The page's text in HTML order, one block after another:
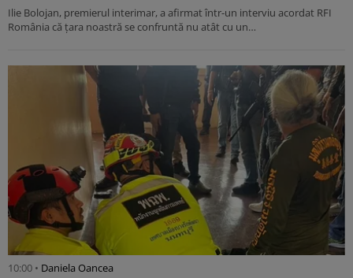
Ilie Bolojan, premierul interimar, a afirmat într-un interviu acordat RFI
România că țara noastră se confruntă nu atât cu un…
10:00 • Daniela Oancea